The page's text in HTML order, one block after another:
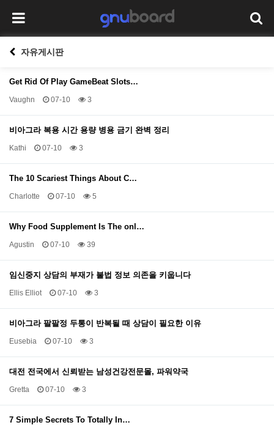
자유게시판
Get Rid Of Play GameBeat Slots…
Vaughn 07-10 3
비아그라 복용 시간 용량 병용 금기 완벽 정리
Kathi 07-10 3
The 10 Scariest Things About C…
Charlotte 07-10 5
Why Food Supplement Is The onl…
Agustin 07-10 39
임신중지 상담의 부재가 불법 정보 의존을 키웁니다
Ellis Elliot 07-10 3
비아그라 팔팔정 두통이 반복될 때 상담이 필요한 이유
Eusebia 07-10 3
대전 전국에서 신뢰받는 남성건강전문몰, 파워약국
Gretta 07-10 3
7 Simple Secrets To Totally In…